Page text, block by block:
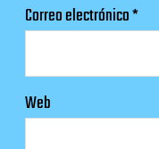
Correo electrónico*
Web